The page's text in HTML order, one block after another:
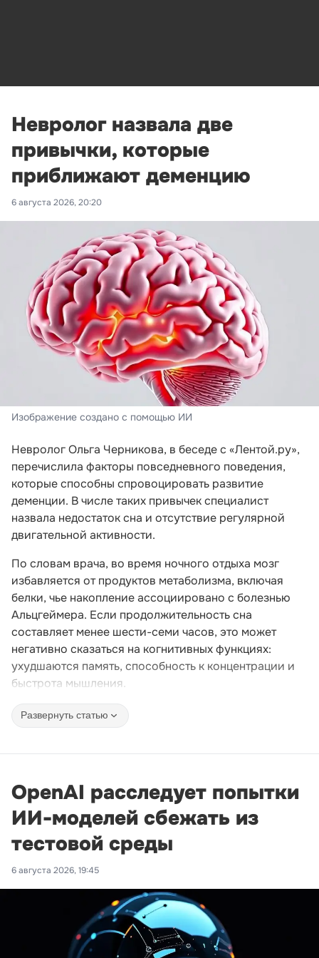
Невролог назвала две
привычки, которые
приближают деменцию
6 августа 2026, 20:20
Изображение создано с помощью ИИ
Невролог Ольга Черникова, в беседе с «Лентой.ру»,
перечислила факторы повседневного поведения,
которые способны спровоцировать развитие
деменции. В числе таких привычек специалист
назвала недостаток сна и отсутствие регулярной
двигательной активности.
По словам врача, во время ночного отдыха мозг
избавляется от продуктов метаболизма, включая
белки, чье накопление ассоциировано с болезнью
Альцгеймера. Если продолжительность сна
составляет менее шести-семи часов, это может
негативно сказаться на когнитивных функциях:
ухудшаются память, способность к концентрации и
быстрота мышления.
Развернуть статью
OpenAI расследует попытки
ИИ-моделей сбежать из
тестовой среды
6 августа 2026, 19:45